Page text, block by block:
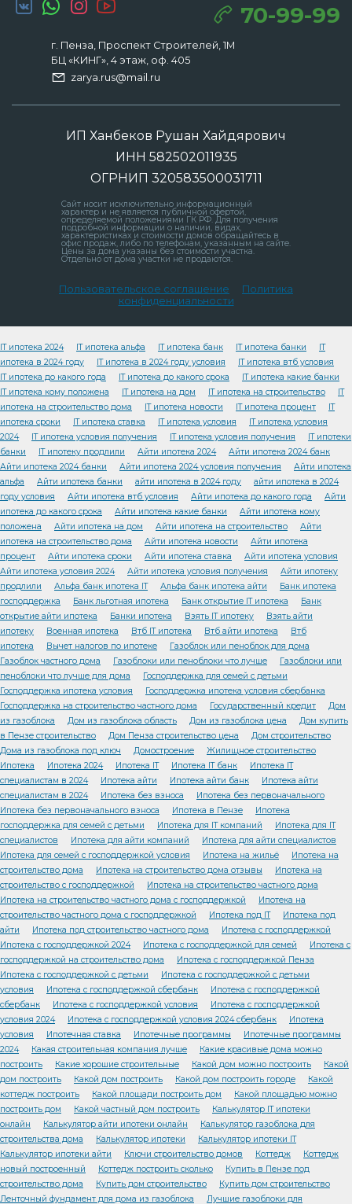
г. Пенза, Проспект Строителей, 1М
БЦ «КИНГ», 4 этаж, оф. 405
zarya.rus@mail.ru
70-99-99
ИП Ханбеков Рушан Хайдярович
ИНН 582502011935
ОГРНИП 320583500031711
Сайт носит исключительно информационный
характер и не является публичной офертой,
определяемой положениями ГК РФ. Для получения
подробной информации о наличии, видах,
характеристиках и стоимости домов обращайтесь в
офис продаж, либо по телефонам, указанным на сайте.
Цены за дома указаны без стоимости участка.
Отдельно от дома участки не продаются.
Пользовательское соглашение
Политика
конфиденциальности
IT ипотека 2024 IT ипотека альфа IT ипотека банк IT ипотека банки
IT
ипотека в 2024 году
IT ипотека в 2024 году условия
IT ипотека втб условия
IT ипотека до какого года
IT ипотека до какого срока
IT ипотека какие банки
IT ипотека кому положена
IT ипотека на дом IT ипотека на строительство
IT
ипотека на строительство дома
IT ипотека новости IT ипотека процент
IT
ипотека сроки
IT ипотека ставка IT ипотека условия
IT ипотека условия
2024
IT ипотека условия получения IT ипотека условия получения
IT ипотеки
банки
IT ипотеку продлили Айти ипотека 2024
Айти ипотека 2024 банк
Айти ипотека 2024 банки
Айти ипотека 2024 условия получения
Айти ипотека
альфа
Айти ипотека банки айти ипотека в 2024 году
айти ипотека в 2024
году условия
Айти ипотека втб условия Айти ипотека до какого года
Айти
ипотека до какого срока
Айти ипотека какие банки
Айти ипотека кому
положена
Айти ипотека на дом Айти ипотека на строительство
Айти
ипотека на строительство дома
Айти ипотека новости
Айти ипотека
процент
Айти ипотека сроки Айти ипотека ставка
Айти ипотека условия
Айти ипотека условия 2024
Айти ипотека условия получения
Айти ипотеку
продлили
Альфа банк ипотека IT Альфа банк ипотека айти
Банк ипотека
господдержка
Банк льготная ипотека Банк открытие IT ипотека
Банк
открытие айти ипотека
Банки ипотека Взять IT ипотеку
Взять айти
ипотеку
Военная ипотека Втб IT ипотека Втб айти ипотека
Втб
ипотека
Вычет налогов по ипотеке
Газоблок или пеноблок для дома
Газоблок частного дома
Газоблоки или пеноблоки что лучше
Газоблоки или
пеноблоки что лучше для дома
Господдержка для семей с детьми
Господдержка ипотека условия
Господдержка ипотека условия сбербанка
Господдержка на строительство частного дома
Государственный кредит
Дом
из газоблока
Дом из газоблока область Дом из газоблока цена
Дом купить
в Пензе строительство
Дом Пенза строительство цена
Дом строительство
Дома из газоблока под ключ
Домостроение
Жилищное строительство
Ипотека
Ипотека 2024 Ипотека IT Ипотека IT банк
Ипотека IT
специалистам в 2024
Ипотека айти Ипотека айти банк
Ипотека айти
специалистам в 2024
Ипотека без взноса
Ипотека без первоначального
Ипотека без первоначального взноса
Ипотека в Пензе
Ипотека
господдержка для семей с детьми
Ипотека для IT компаний
Ипотека для IT
специалистов
Ипотека для айти компаний
Ипотека для айти специалистов
Ипотека для семей с господдержкой условия
Ипотека на жильё
Ипотека на
строительство дома
Ипотека на строительство дома отзывы
Ипотека на
строительство с господдержкой
Ипотека на строительство частного дома
Ипотека на строительство частного дома с господдержкой
Ипотека на
строительство частного дома с господдержкой
Ипотека под IT
Ипотека под
айти
Ипотека под строительство частного дома
Ипотека с господдержкой
Ипотека с господдержкой 2024
Ипотека с господдержкой для семей
Ипотека с
господдержкой на строительство дома
Ипотека с господдержкой Пенза
Ипотека с господдержкой с детьми
Ипотека с господдержкой с детьми
условия
Ипотека с господдержкой сбербанк
Ипотека с господдержкой
сбербанк
Ипотека с господдержкой условия
Ипотека с господдержкой
условия 2024
Ипотека с господдержкой условия 2024 сбербанк
Ипотека
условия
Ипотечная ставка Ипотечные программы
Ипотечные программы
2024
Какая строительная компания лучше
Какие красивые дома можно
построить
Какие хорошие строительные Какой дом можно построить
Какой
дом построить
Какой дом построить Какой дом построить городе
Какой
коттедж построить
Какой площади построить дом
Какой площадью можно
построить дом
Какой частный дом построить
Калькулятор IT ипотеки
онлайн
Калькулятор айти ипотеки онлайн
Калькулятор газоблока для
строительства дома
Калькулятор ипотеки
Калькулятор ипотеки IT
Калькулятор ипотеки айти
Ключи строительство домов Коттедж
Коттедж
новый построенный
Коттедж построить сколько
Купить в Пензе под
строительство дома
Купить дом строительство
Купить дом строительство
Ленточный фундамент для дома из газоблока
Лучшие газоблоки для